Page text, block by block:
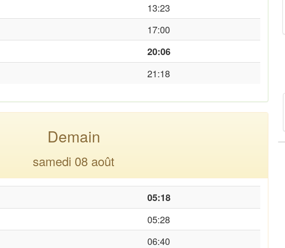
13:23
17:00
20:06
21:18
Demain
samedi 08 août
05:18
05:28
06:40